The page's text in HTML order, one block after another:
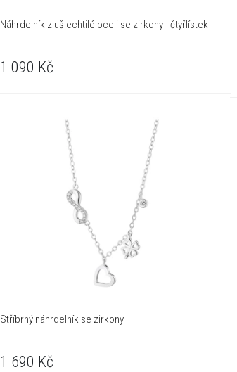
Náhrdelník z ušlechtilé oceli se zirkony - čtyřlístek
1 090 Kč
Stříbrný náhrdelník se zirkony
1 690 Kč